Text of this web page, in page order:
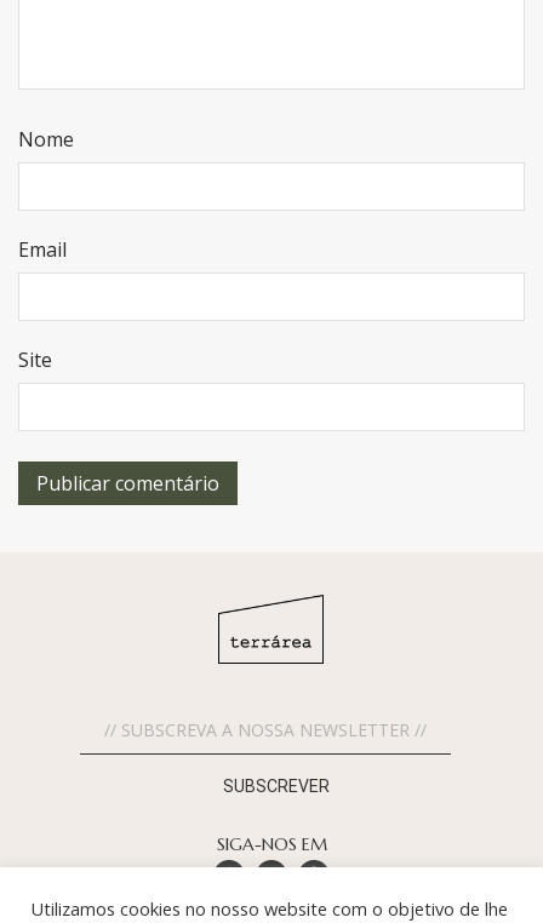
Nome
Email
Site
Utilizamos cookies no nosso website com o objetivo de lhe
SUBSCREVER
SIGA-NOS EM